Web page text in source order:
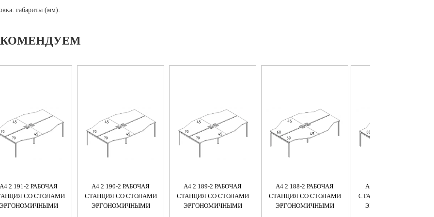
габариты (мм):
А4 2 191-2 РАБОЧАЯ
СО СТОЛАМИ
ЭРГОНОМИЧНЫМИ
А4 2 190-2 РАБОЧАЯ
СТАНЦИЯ СО СТОЛАМИ
ЭРГОНОМИЧНЫМИ
А4 2 189-2 РАБОЧАЯ
СТАНЦИЯ СО СТОЛАМИ
ЭРГОНОМИЧНЫМИ
А4 2 188-2 РАБОЧАЯ
СТАНЦИЯ СО СТОЛАМИ
ЭРГОНОМИЧНЫМИ
А4 2 187-2 РАБОЧАЯ
СТАНЦИЯ СО СТОЛАМИ
ЭРГОНОМИЧНЫМИ